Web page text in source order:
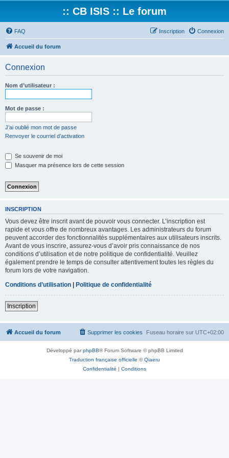
:: CB ISIS :: Le forum
FAQ Connexion
Inscription
Accueil du forum
Connexion
Nom d’utilisateur :
Mot de passe :
J’ai oublié mon mot de passe
Renvoyer le courriel d’activation
Se souvenir de moi
Masquer ma présence lors de cette session
INSCRIPTION
Vous devez être inscrit avant de pouvoir vous connecter. L’inscription est
rapide et vous offre de nombreux avantages. Les administrateurs du forum
peuvent accorder des fonctionnalités supplémentaires aux utilisateurs inscrits.
Avant de vous inscrire, assurez-vous d’avoir pris connaissance de nos
conditions d’utilisation et de notre politique de confidentialité. Veuillez
également prendre le temps de consulter attentivement toutes les règles du
forum lors de votre navigation.
Conditions d’utilisation | Politique de confidentialité
Inscription
Accueil du forum Fuseau horaire sur UTC+02:00
Supprimer les cookies
Développé parphpBB® Forum Software © phpBB Limited
Traduction française officielle ©Qiaeru
Confidentialité | Conditions